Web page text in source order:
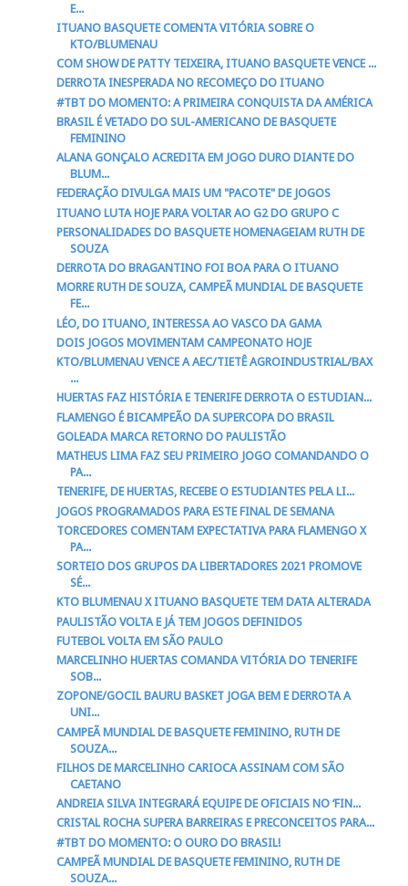
E...
ITUANO BASQUETE COMENTA VITÓRIA SOBRE O
KTO/BLUMENAU
COM SHOW DE PATTY TEIXEIRA, ITUANO BASQUETE VENCE ...
DERROTA INESPERADA NO RECOMEÇO DO ITUANO
#TBT DO MOMENTO: A PRIMEIRA CONQUISTA DA AMÉRICA
BRASIL É VETADO DO SUL-AMERICANO DE BASQUETE
FEMININO
ALANA GONÇALO ACREDITA EM JOGO DURO DIANTE DO
BLUM...
FEDERAÇÃO DIVULGA MAIS UM "PACOTE" DE JOGOS
ITUANO LUTA HOJE PARA VOLTAR AO G2 DO GRUPO C
PERSONALIDADES DO BASQUETE HOMENAGEIAM RUTH DE
SOUZA
DERROTA DO BRAGANTINO FOI BOA PARA O ITUANO
MORRE RUTH DE SOUZA, CAMPEÃ MUNDIAL DE BASQUETE
FE...
LÉO, DO ITUANO, INTERESSA AO VASCO DA GAMA
DOIS JOGOS MOVIMENTAM CAMPEONATO HOJE
KTO/BLUMENAU VENCE A AEC/TIETÊ AGROINDUSTRIAL/BAX
...
HUERTAS FAZ HISTÓRIA E TENERIFE DERROTA O ESTUDIAN...
FLAMENGO É BICAMPEÃO DA SUPERCOPA DO BRASIL
GOLEADA MARCA RETORNO DO PAULISTÃO
MATHEUS LIMA FAZ SEU PRIMEIRO JOGO COMANDANDO O
PA...
TENERIFE, DE HUERTAS, RECEBE O ESTUDIANTES PELA LI...
JOGOS PROGRAMADOS PARA ESTE FINAL DE SEMANA
TORCEDORES COMENTAM EXPECTATIVA PARA FLAMENGO X
PA...
SORTEIO DOS GRUPOS DA LIBERTADORES 2021 PROMOVE
SÉ...
KTO BLUMENAU X ITUANO BASQUETE TEM DATA ALTERADA
PAULISTÃO VOLTA E JÁ TEM JOGOS DEFINIDOS
FUTEBOL VOLTA EM SÃO PAULO
MARCELINHO HUERTAS COMANDA VITÓRIA DO TENERIFE
SOB...
ZOPONE/GOCIL BAURU BASKET JOGA BEM E DERROTA A
UNI...
CAMPEÃ MUNDIAL DE BASQUETE FEMININO, RUTH DE
SOUZA...
FILHOS DE MARCELINHO CARIOCA ASSINAM COM SÃO
CAETANO
ANDREIA SILVA INTEGRARÁ EQUIPE DE OFICIAIS NO ‘FIN...
CRISTAL ROCHA SUPERA BARREIRAS E PRECONCEITOS PARA...
#TBT DO MOMENTO: O OURO DO BRASIL!
CAMPEÃ MUNDIAL DE BASQUETE FEMININO, RUTH DE
SOUZA...